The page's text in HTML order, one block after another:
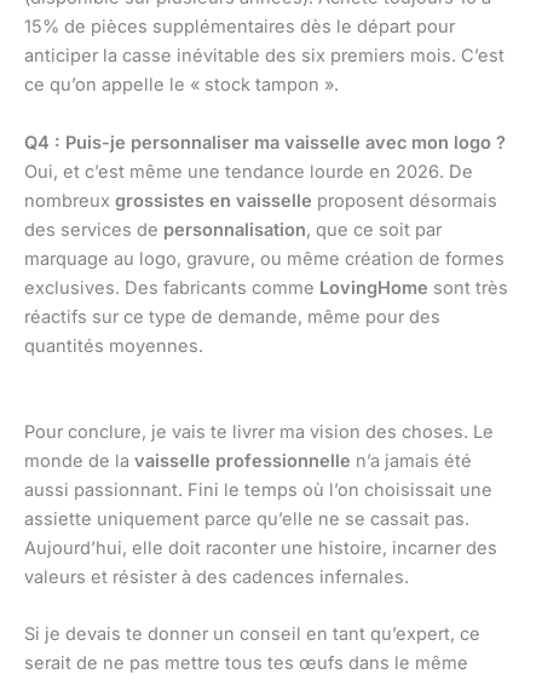
15% de pièces supplémentaires dès le départ pour
anticiper la casse inévitable des six premiers mois. C’est
ce qu’on appelle le « stock tampon ».
Q4 : Puis-je personnaliser ma vaisselle avec mon logo ?
Oui, et c’est même une tendance lourde en 2026. De
nombreux grossistes en vaisselle proposent désormais
des services de personnalisation, que ce soit par
marquage au logo, gravure, ou même création de formes
exclusives. Des fabricants comme LovingHome sont très
réactifs sur ce type de demande, même pour des
quantités moyennes.
Pour conclure, je vais te livrer ma vision des choses. Le
monde de la vaisselle professionnelle n’a jamais été
aussi passionnant. Fini le temps où l’on choisissait une
assiette uniquement parce qu’elle ne se cassait pas.
Aujourd’hui, elle doit raconter une histoire, incarner des
valeurs et résister à des cadences infernales.
Si je devais te donner un conseil en tant qu’expert, ce
serait de ne pas mettre tous tes œufs dans le même